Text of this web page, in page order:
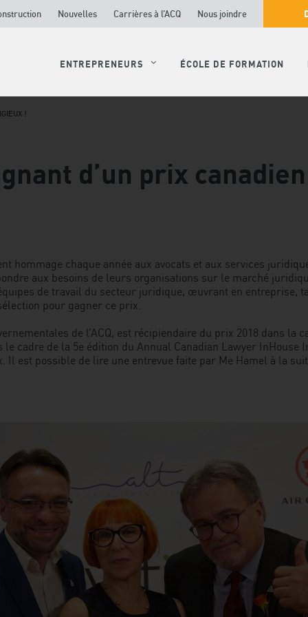
ENTREPRENEURS ÉCOLE DE FORMATION
Nouvelles Carrières à l’ACQ Nous joindre
!
d’un prix
hommage chaque année aux avocats et aux services
aux besoins de leurs organisations sur le marché
de travail du secteur juridique, œuvrant en entreprise,
pour gagner ce prix.
de l’ACQ, est récipiendaire du prix 2018 dans la
cadre de la 5e édition du Annual Canadian Lawyer InHouse
est possible de lire une entrevue faite par Me Hamel à la